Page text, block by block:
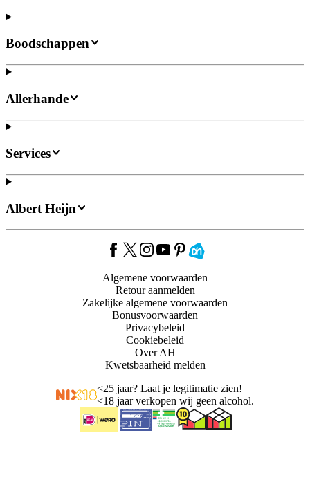
Boodschappen
Allerhande
Services
Albert Heijn
Algemene voorwaarden
Retour aanmelden
Zakelijke algemene voorwaarden
Bonusvoorwaarden
Privacybeleid
Cookiebeleid
Over AH
Kwetsbaarheid melden
<25 jaar? Laat je legitimatie zien!
<18 jaar verkopen wij geen alcohol.